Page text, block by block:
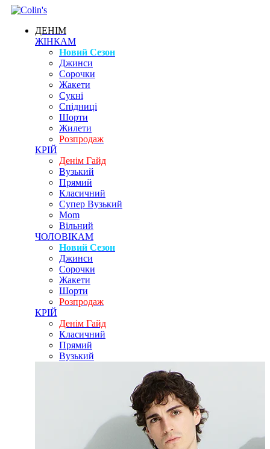
ДЕНІМ
ЖІНКАМ
Новий Сезон
Джинси
Сорочки
Жакети
Сукні
Спідниці
Шорти
Жилети
Розпродаж
КРІЙ
Денім Гайд
Вузький
Прямий
Класичний
Супер Вузький
Mom
Вільний
ЧОЛОВІКАМ
Новий Сезон
Джинси
Сорочки
Жакети
Шорти
Розпродаж
КРІЙ
Денім Гайд
Класичний
Прямий
Вузький